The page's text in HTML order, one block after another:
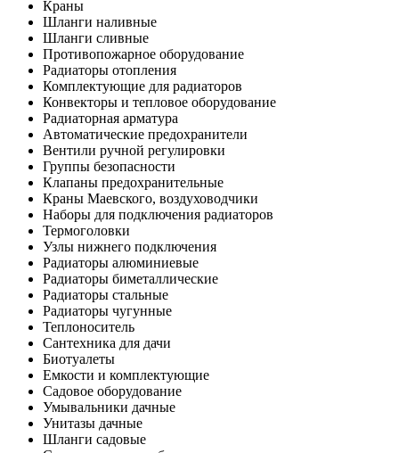
Краны
Шланги наливные
Шланги сливные
Противопожарное оборудование
Радиаторы отопления
Комплектующие для радиаторов
Конвекторы и тепловое оборудование
Радиаторная арматура
Автоматические предохранители
Вентили ручной регулировки
Группы безопасности
Клапаны предохранительные
Краны Маевского, воздуховодчики
Наборы для подключения радиаторов
Термоголовки
Узлы нижнего подключения
Радиаторы алюминиевые
Радиаторы биметаллические
Радиаторы стальные
Радиаторы чугунные
Теплоноситель
Сантехника для дачи
Биотуалеты
Емкости и комплектующие
Садовое оборудование
Умывальники дачные
Унитазы дачные
Шланги садовые